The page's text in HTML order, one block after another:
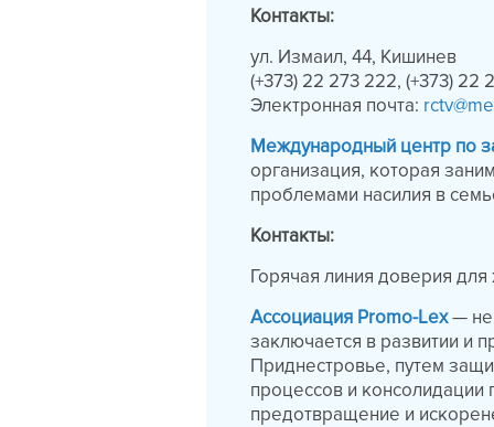
Контакты:
ул. Измаил, 44, Кишинев
(+373) 22 273 222, (+373) 22
Электронная почта:
Международный центр по
организация, которая
проблемами насилия в
Контакты:
Горячая линия доверия
Ассоциация Promo-Lex—
заключается в развитии и
Приднестровье, путем
процессов и консолидации
предотвращение и